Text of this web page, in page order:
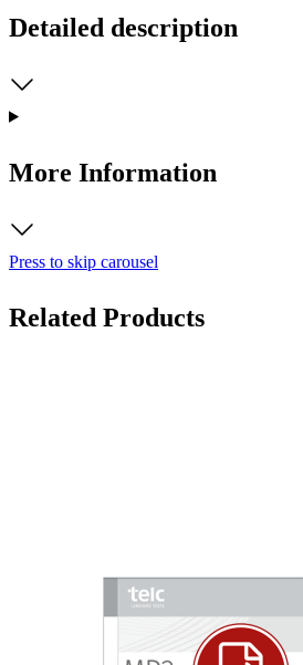
Detailed description
More Information
Press to skip carousel
Related Products